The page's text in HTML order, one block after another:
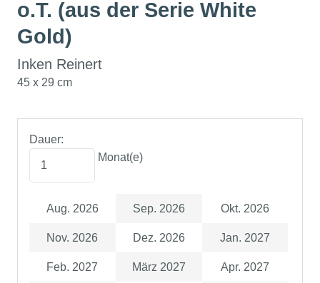
o.T. (aus der Serie White
Gold)
Inken Reinert
45 x 29 cm
Dauer:
Monat(e)
Aug. 2026 Sep. 2026 Okt. 2026
Nov. 2026 Dez. 2026 Jan. 2027
Feb. 2027 März 2027 Apr. 2027